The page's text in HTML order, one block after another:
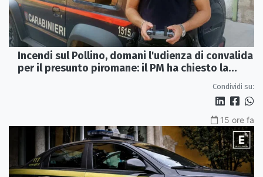
Incendi sul Pollino, domani l'udienza di convalida
per il presunto piromane: il PM ha chiesto la
Condividi su:
15 ore fa